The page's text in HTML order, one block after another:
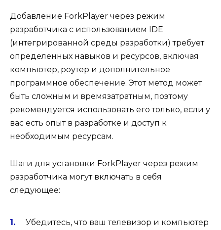
Добавление ForkPlayer через режим
разработчика с использованием IDE
(интегрированной среды разработки) требует
определенных навыков и ресурсов, включая
компьютер, роутер и дополнительное
программное обеспечение. Этот метод может
быть сложным и времязатратным, поэтому
рекомендуется использовать его только, если у
вас есть опыт в разработке и доступ к
необходимым ресурсам.
Шаги для установки ForkPlayer через режим
разработчика могут включать в себя
следующее:
Убедитесь, что ваш телевизор и компьютер